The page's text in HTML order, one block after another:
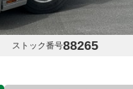
ストック番号88265